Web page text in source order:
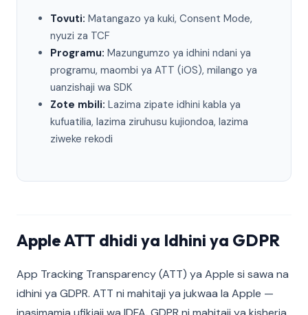
Tovuti: Matangazo ya kuki, Consent Mode,
nyuzi za TCF
Programu: Mazungumzo ya idhini ndani ya
programu, maombi ya ATT (iOS), milango ya
uanzishaji wa SDK
Zote mbili: Lazima zipate idhini kabla ya
kufuatilia, lazima ziruhusu kujiondoa, lazima
ziweke rekodi
Apple ATT dhidi ya Idhini ya GDPR
App Tracking Transparency (ATT) ya Apple si sawa na
idhini ya GDPR. ATT ni mahitaji ya jukwaa la Apple —